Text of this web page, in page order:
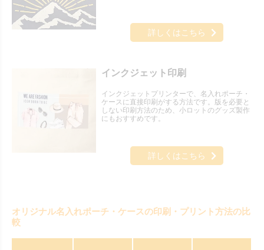
詳しくはこちら
インクジェット印刷
インクジェットプリンターで、名入れポーチ・
ケースに直接印刷がする方法です。版を必要と
しない印刷方法のため、小ロットのグッズ製作
にもおすすめです。
詳しくはこちら
オリジナル名入れポーチ・ケースの印刷・プリント方法の比
較